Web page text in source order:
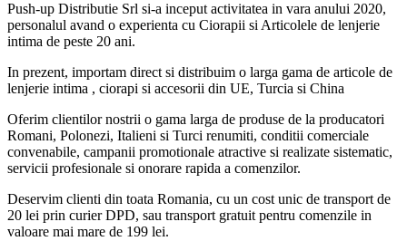
Push-up Distributie Srl si-a inceput activitatea in vara anului 2020,
personalul avand o experienta cu Ciorapii si Articolele de lenjerie
intima de peste 20 ani.
In prezent, importam direct si distribuim o larga gama de articole de
lenjerie intima , ciorapi si accesorii din UE, Turcia si China
Oferim clientilor nostrii o gama larga de produse de la producatori
Romani, Polonezi, Italieni si Turci renumiti, conditii comerciale
convenabile, campanii promotionale atractive si realizate sistematic,
servicii profesionale si onorare rapida a comenzilor.
Deservim clienti din toata Romania, cu un cost unic de transport de
20 lei prin curier DPD, sau transport gratuit pentru comenzile in
valoare mai mare de 199 lei.